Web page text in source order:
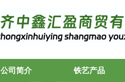
公司简介 铁艺产品